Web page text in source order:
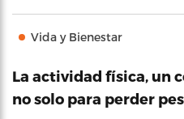
Vida y Bienestar
La actividad física, un
no solo para perder